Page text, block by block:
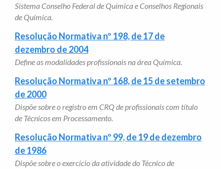
Sistema Conselho Federal de Química e Conselhos Regionais
de Química.
Resolução Normativa nº 198, de 17 de
dezembro de 2004
Define as modalidades profissionais na área Química.
Resolução Normativa nº 168, de 15 de setembro
de 2000
Dispõe sobre o registro em CRQ de profissionais com título
de Técnicos em Processamento.
Resolução Normativa nº 99, de 19 de dezembro
de 1986
Dispõe sobre o exercício da atividade do Técnico de